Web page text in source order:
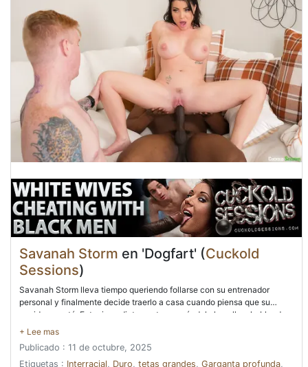
Savanah Storm en 'Dogfart' (Cuckold
Sessions)
Savanah Storm lleva tiempo queriendo follarse con su entrenador
personal y finalmente decide traerlo a casa cuando piensa que su
marido no está. Entra inmediatamente agarrándole la polla y hablando
muy sucio con su entrenador Will Tile, sin saber que su marido Silas
de rodillas para saborear ese enorme pene que se desvanece y le
promete que su marido no está allí. Sin saber que ahora está
Publicado : 11 de octubre, 2025
Etiquetas : Interracial, Duro, tetas grandes, Garganta profunda,